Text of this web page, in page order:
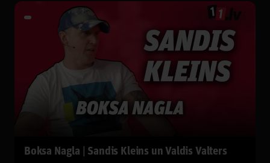
Boksa Nagla | Sandis Kleins un Valdis Valters